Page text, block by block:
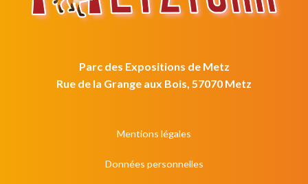
Parc des Expositions de Metz
Rue de la Grange aux Bois, 57070 Metz
Mentions légales
Données personnelles